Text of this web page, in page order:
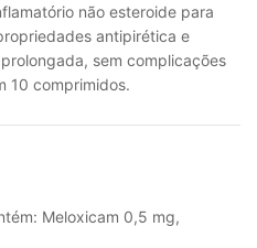
não esteroide para
antipirética e
sem complicações
10 comprimidos.
Meloxicam 0,5 mg,